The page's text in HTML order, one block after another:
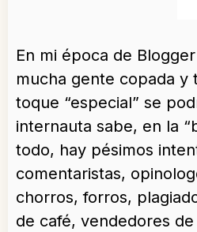
En mi época de
mucha gente copada y
toque “especial” se
internauta sabe, en la
todo, hay pésimos
comentaristas,
chorros, forros,
de café, vendedores